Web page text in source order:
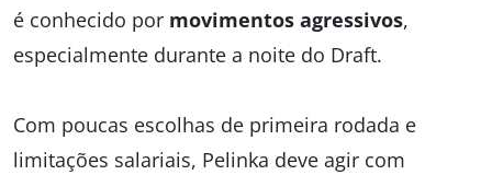
é conhecido por movimentos agressivos,
especialmente durante a noite do Draft.
Com poucas escolhas de primeira rodada e
limitações salariais, Pelinka deve agir com